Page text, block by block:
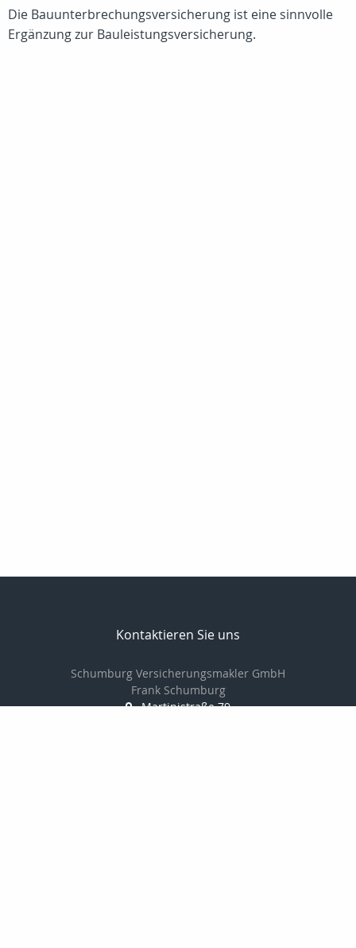
Die Bauunterbrechungsversicherung ist eine sinnvolle
Ergänzung zur Bauleistungsversicherung.
Kontaktieren Sie uns
Schumburg Versicherungsmakler GmbH
Frank Schumburg
Martinistraße 79